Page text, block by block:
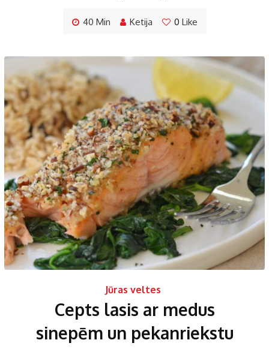
40 Min Ketija 0 Like
Jūras veltes
Cepts lasis ar medus
sinepēm un pekanriekstu